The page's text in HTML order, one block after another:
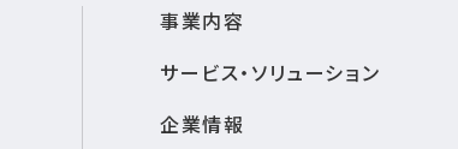
事業内容
サービス・ソリューション
企業情報